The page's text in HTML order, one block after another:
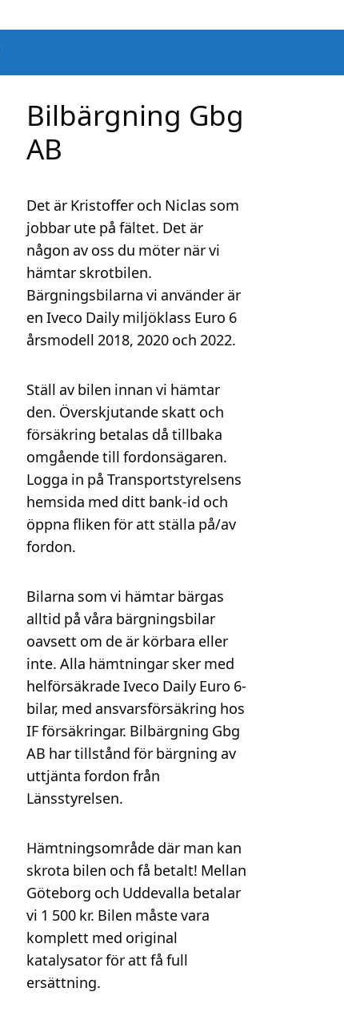
Bilbärgning Gbg
AB
Det är Kristoffer och Niclas som
jobbar ute på fältet. Det är
någon av oss du möter när vi
hämtar skrotbilen.
Bärgningsbilarna vi använder är
en Iveco Daily miljöklass Euro 6
årsmodell 2018, 2020 och 2022.
Ställ av bilen innan vi hämtar
den. Överskjutande skatt och
försäkring betalas då tillbaka
omgående till fordonsägaren.
Logga in på Transportstyrelsens
hemsida med ditt bank-id och
öppna fliken för att ställa på/av
fordon.
Bilarna som vi hämtar bärgas
alltid på våra bärgningsbilar
oavsett om de är körbara eller
inte. Alla hämtningar sker med
helförsäkrade Iveco Daily Euro 6-
bilar, med ansvarsförsäkring hos
IF försäkringar. Bilbärgning Gbg
AB har tillstånd för bärgning av
uttjänta fordon från
Länsstyrelsen.
Hämtningsområde där man kan
skrota bilen och få betalt! Mellan
Göteborg och Uddevalla betalar
vi 1 500 kr. Bilen måste vara
komplett med original
katalysator för att få full
ersättning.